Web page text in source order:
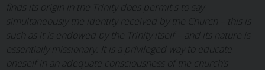
finds its origin in the Trinity does permit s to say
simultaneously the identity received by the Church – this is
such as it is endowed by the Trinity itself – and its nature is
essentially missionary. It is a privileged way to educate
oneself in an adequate consciousness of the church’s